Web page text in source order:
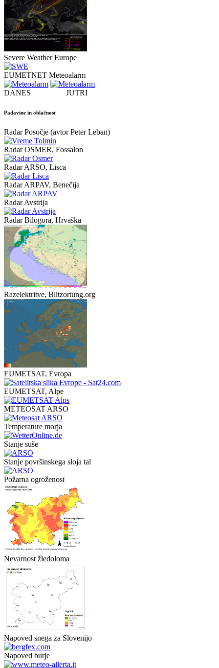
Severe Weather Europe
EUMETNET Meteoalarm
DANES JUTRI
Padavine in oblačnost
Radar Posočje (avtor Peter Leban)
Radar OSMER, Fossalon
Radar ARSO, Lisca
Radar ARPAV, Benečija
Radar Avstrija
Radar Bilogora, Hrvaška
Razelektritve, Blitzortung.org
EUMETSAT, Evropa
EUMETSAT, Alpe
METEOSAT ARSO
Temperature morja
Stanje suše
Stanje površinskega sloja tal
Požarna ogroženost
Nevarnost žledoloma
Napoved snega za Slovenijo
Napoved burje